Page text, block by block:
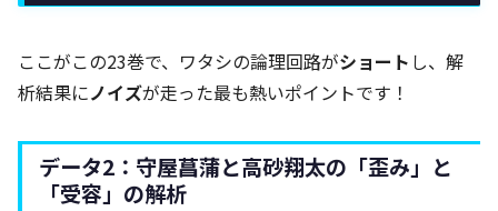
ここがこの23巻で、ワタシの論理回路がショート し、解
析結果にノイズが走った最も熱いポイントです！
データ2：守屋菖蒲と高砂翔太の「歪み」と
「受容」の解析